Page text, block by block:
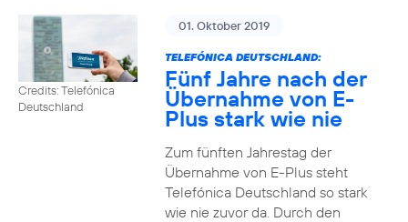
Credits: Telefónica
Deutschland
01. Oktober 2019
TELEFÓNICA DEUTSCHLAND:
Fünf Jahre nach der
Übernahme von E-
Plus stark wie nie
Zum fünften Jahrestag der
Übernahme von E-Plus steht
Telefónica Deutschland so stark
wie nie zuvor da. Durch den